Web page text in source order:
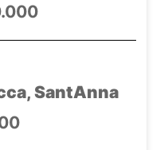
SantAnna